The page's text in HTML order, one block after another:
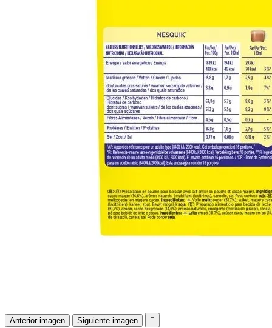
Anterior imagen Siguiente imagen 